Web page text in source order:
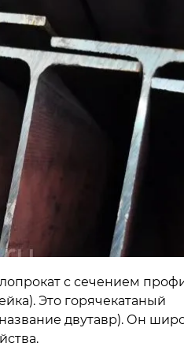
с сечением
Это горячекатаный
двутавр). Он